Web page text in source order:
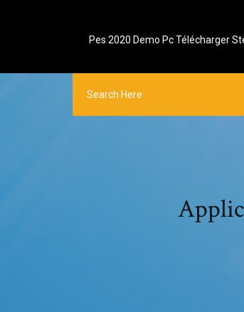
Pes 2020 Demo Pc Télécharger